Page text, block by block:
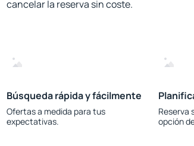
cancelar la reserva sin coste.
Búsqueda rápida y fácilmente
Ofertas a medida para tus
expectativas.
Reserva
opción